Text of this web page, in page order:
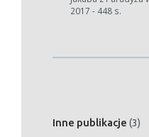
2017 - 448 s.
Inne publikacje (3)